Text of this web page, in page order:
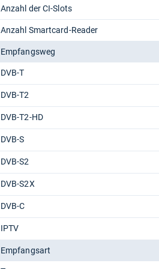
Anzahl der CI-Slots
Anzahl Smartcard-Reader
Empfangsweg
DVB-T
DVB-T2
DVB-T2-HD
DVB-S
DVB-S2
DVB-S2X
DVB-C
IPTV
Empfangsart